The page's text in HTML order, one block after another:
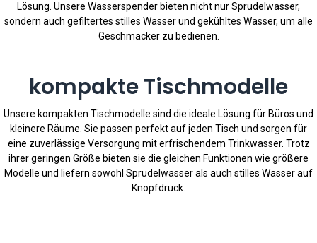
Lösung. Unsere Wasserspender bieten nicht nur Sprudelwasser,
sondern auch gefiltertes stilles Wasser und gekühltes Wasser, um alle
Geschmäcker zu bedienen.
kompakte Tischmodelle
Unsere kompakten Tischmodelle sind die ideale Lösung für Büros und
kleinere Räume. Sie passen perfekt auf jeden Tisch und sorgen für
eine zuverlässige Versorgung mit erfrischendem Trinkwasser. Trotz
ihrer geringen Größe bieten sie die gleichen Funktionen wie größere
Modelle und liefern sowohl Sprudelwasser als auch stilles Wasser auf
Knopfdruck.